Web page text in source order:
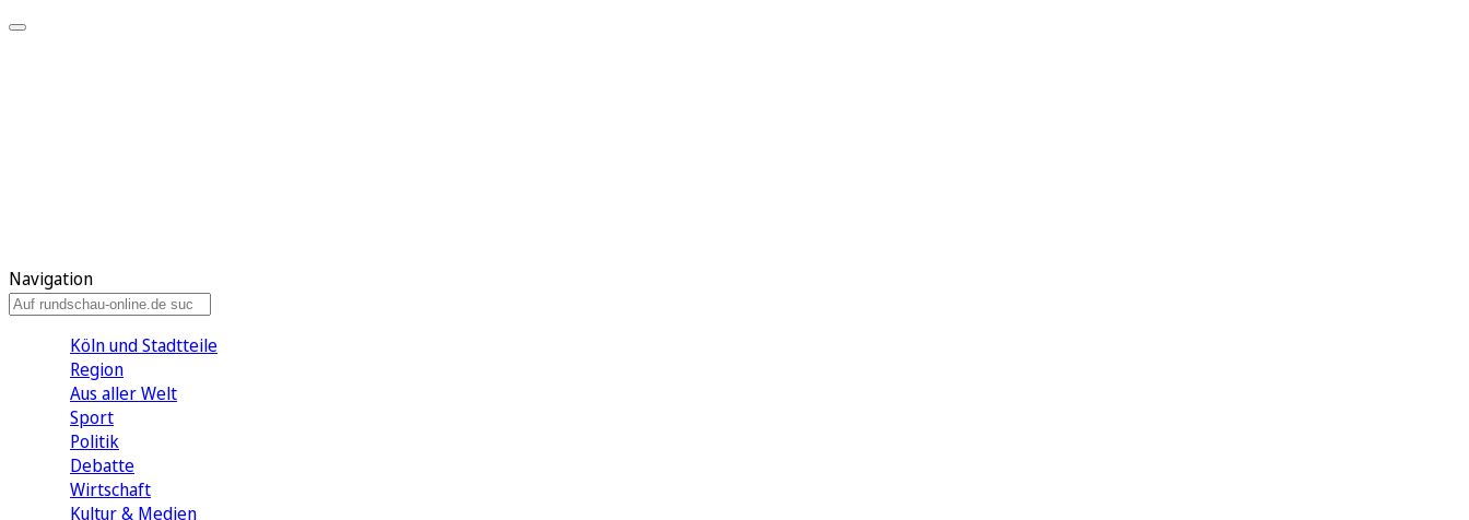
Navigation
Köln und Stadtteile
Region
Aus aller Welt
Sport
Politik
Debatte
Wirtschaft
Kultur & Medien